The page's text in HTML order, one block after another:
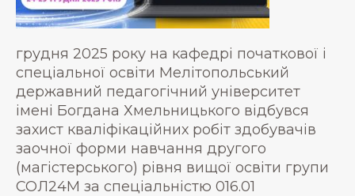
грудня 2025 року на кафедрі початкової і
спеціальної освіти Мелітопольський
державний педагогічний університет
імені Богдана Хмельницького відбувся
захист кваліфікаційних робіт здобувачів
заочної форми навчання другого
(магістерського) рівня вищої освіти групи
СОЛ24М за спеціальністю 016.01